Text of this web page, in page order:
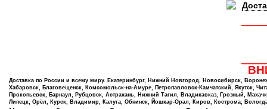
Доставка по России и всему миру. Екатеринбург, Нижний Новгород, Новосибирск,
Хабаровск, Благовещенск, Комсомольск-на-Амуре, Петропавловск-Камчатский, Якутск,
Прокопьевск, Барнаул, Рубцовск, Астрахань, Нижний Тагил, Владикавказ, Грозный,
Липецк, Орёл, Курск, Владимир, Калуга, Обнинск, Йошкар-Орал, Киров, Кострома,